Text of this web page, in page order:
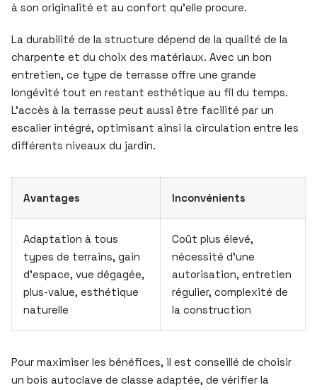
à son originalité et au confort qu’elle procure.
La durabilité de la structure dépend de la qualité de la
charpente et du choix des matériaux. Avec un bon
entretien, ce type de terrasse offre une grande
longévité tout en restant esthétique au fil du temps.
L’accès à la terrasse peut aussi être facilité par un
escalier intégré, optimisant ainsi la circulation entre les
différents niveaux du jardin.
Avantages Inconvénients
Adaptation à tous
types de terrains, gain
d’espace, vue dégagée,
plus-value, esthétique
naturelle
Coût plus élevé,
nécessité d’une
autorisation, entretien
régulier, complexité de
la construction
Pour maximiser les bénéfices, il est conseillé de choisir
un bois autoclave de classe adaptée, de vérifier la